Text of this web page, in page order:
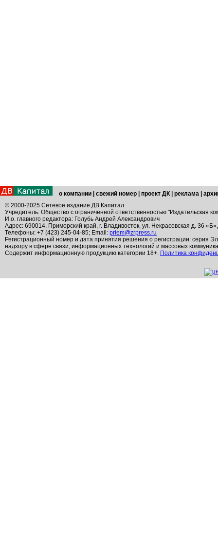
о компании свежий номер проект ДК реклама
© 2000-2025 Сетевое издание ДВ Капитал
Учредитель: Общество с ограниченной ответственностью "Издательская
И.о. главного редактора: Голубь Андрей Александрович
Адрес: 690014, Приморский край, г. Владивосток, ул. Некрасовская д. 36
Телефоны: +7 (423) 245-04-85; Email: priem@zrpress.ru
Регистрационный номер и дата принятия решения о регистрации: серия
надзору в сфере связи, информационных технологий и массовых
Содержит информационную продукцию категории 18+. Политика